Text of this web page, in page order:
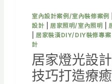
室內設計案例/室內裝修案例
設計
居家照明/室內照明
居家裝潢DIY/DIY裝修專案
計
居家燈光設
技巧打造療